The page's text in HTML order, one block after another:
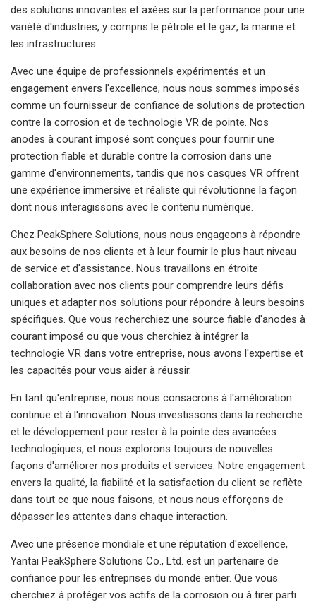
des solutions innovantes et axées sur la performance pour une
variété d'industries, y compris le pétrole et le gaz, la marine et
les infrastructures.
Avec une équipe de professionnels expérimentés et un
engagement envers l'excellence, nous nous sommes imposés
comme un fournisseur de confiance de solutions de protection
contre la corrosion et de technologie VR de pointe. Nos
anodes à courant imposé sont conçues pour fournir une
protection fiable et durable contre la corrosion dans une
gamme d'environnements, tandis que nos casques VR offrent
une expérience immersive et réaliste qui révolutionne la façon
dont nous interagissons avec le contenu numérique.
Chez PeakSphere Solutions, nous nous engageons à répondre
aux besoins de nos clients et à leur fournir le plus haut niveau
de service et d'assistance. Nous travaillons en étroite
collaboration avec nos clients pour comprendre leurs défis
uniques et adapter nos solutions pour répondre à leurs besoins
spécifiques. Que vous recherchiez une source fiable d'anodes à
courant imposé ou que vous cherchiez à intégrer la
technologie VR dans votre entreprise, nous avons l'expertise et
les capacités pour vous aider à réussir.
En tant qu'entreprise, nous nous consacrons à l'amélioration
continue et à l'innovation. Nous investissons dans la recherche
et le développement pour rester à la pointe des avancées
technologiques, et nous explorons toujours de nouvelles
façons d'améliorer nos produits et services. Notre engagement
envers la qualité, la fiabilité et la satisfaction du client se reflète
dans tout ce que nous faisons, et nous nous efforçons de
dépasser les attentes dans chaque interaction.
Avec une présence mondiale et une réputation d'excellence,
Yantai PeakSphere Solutions Co., Ltd. est un partenaire de
confiance pour les entreprises du monde entier. Que vous
cherchiez à protéger vos actifs de la corrosion ou à tirer parti